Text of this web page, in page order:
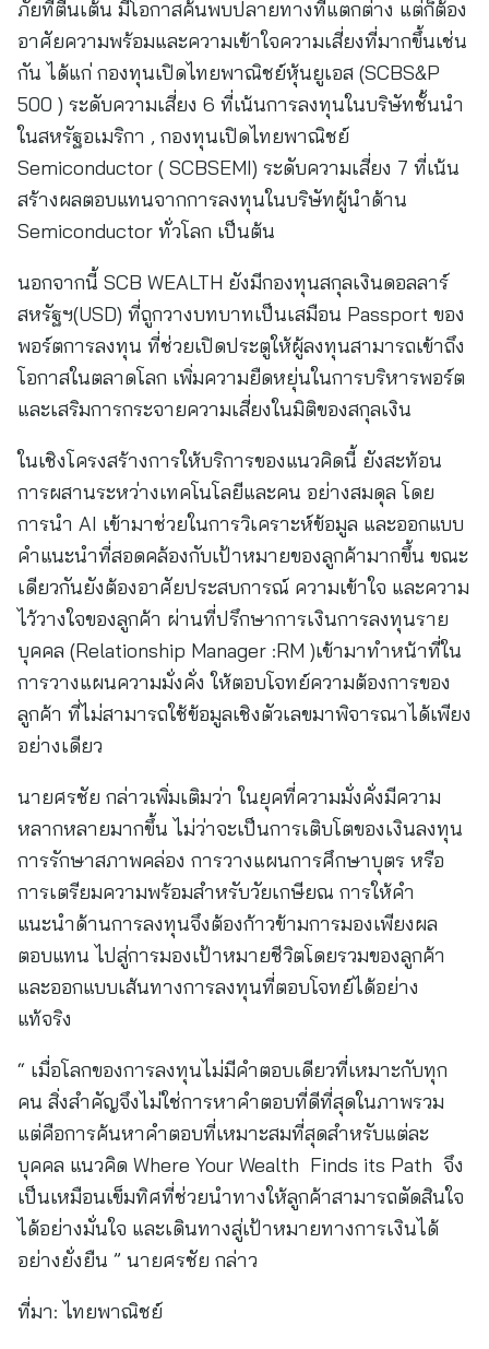
ภัยที่ตื่นเต้น มีโอกาสค้นพบปลายทางที่แตกต่าง แต่ก็ต้อง
อาศัยความพร้อมและความเข้าใจความเสี่ยงที่มากขึ้นเช่น
กัน ได้แก่ กองทุนเปิดไทยพาณิชย์หุ้นยูเอส (SCBS&P
500 ) ระดับความเสี่ยง 6 ที่เน้นการลงทุนในบริษัทชั้นนำ
ในสหรัฐอเมริกา , กองทุนเปิดไทยพาณิชย์
Semiconductor ( SCBSEMI) ระดับความเสี่ยง 7 ที่เน้น
สร้างผลตอบแทนจากการลงทุนในบริษัทผู้นำด้าน
Semiconductor ทั่วโลก เป็นต้น
นอกจากนี้ SCB WEALTH ยังมีกองทุนสกุลเงินดอลลาร์
สหรัฐฯ(USD) ที่ถูกวางบทบาทเป็นเสมือน Passport ของ
พอร์ตการลงทุน ที่ช่วยเปิดประตูให้ผู้ลงทุนสามารถเข้าถึง
โอกาสในตลาดโลก เพิ่มความยืดหยุ่นในการบริหารพอร์ต
และเสริมการกระจายความเสี่ยงในมิติของสกุลเงิน
ในเชิงโครงสร้างการให้บริการของแนวคิดนี้ ยังสะท้อน
การผสานระหว่างเทคโนโลยีและคน อย่างสมดุล โดย
การนำ AI เข้ามาช่วยในการวิเคราะห์ข้อมูล และออกแบบ
คำแนะนำที่สอดคล้องกับเป้าหมายของลูกค้ามากขึ้น ขณะ
เดียวกันยังต้องอาศัยประสบการณ์ ความเข้าใจ และความ
ไว้วางใจของลูกค้า ผ่านที่ปรึกษาการเงินการลงทุนราย
บุคคล (Relationship Manager :RM )เข้ามาทำหน้าที่ใน
การวางแผนความมั่งคั่ง ให้ตอบโจทย์ความต้องการของ
ลูกค้า ที่ไม่สามารถใช้ข้อมูลเชิงตัวเลขมาพิจารณาได้เพียง
อย่างเดียว
นายศรชัย กล่าวเพิ่มเติมว่า ในยุคที่ความมั่งคั่งมีความ
หลากหลายมากขึ้น ไม่ว่าจะเป็นการเติบโตของเงินลงทุน
การรักษาสภาพคล่อง การวางแผนการศึกษาบุตร หรือ
การเตรียมความพร้อมสำหรับวัยเกษียณ การให้คำ
แนะนำด้านการลงทุนจึงต้องก้าวข้ามการมองเพียงผล
ตอบแทน ไปสู่การมองเป้าหมายชีวิตโดยรวมของลูกค้า
และออกแบบเส้นทางการลงทุนที่ตอบโจทย์ได้อย่าง
แท้จริง
“ เมื่อโลกของการลงทุนไม่มีคำตอบเดียวที่เหมาะกับทุก
คน สิ่งสำคัญจึงไม่ใช่การหาคำตอบที่ดีที่สุดในภาพรวม
แต่คือการค้นหาคำตอบที่เหมาะสมที่สุดสำหรับแต่ละ
บุคคล แนวคิด Where Your Wealth Finds its Path จึง
เป็นเหมือนเข็มทิศที่ช่วยนำทางให้ลูกค้าสามารถตัดสินใจ
ได้อย่างมั่นใจ และเดินทางสู่เป้าหมายทางการเงินได้
อย่างยั่งยืน ” นายศรชัย กล่าว
ที่มา: ไทยพาณิชย์